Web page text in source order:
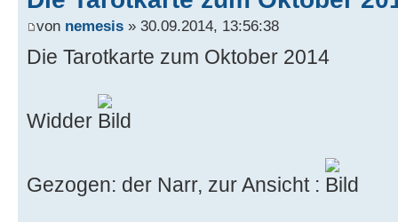
von nemesis » 30.09.2014, 13:56:38
Die Tarotkarte zum Oktober 2014
Widder
Gezogen: der Narr, zur Ansicht :